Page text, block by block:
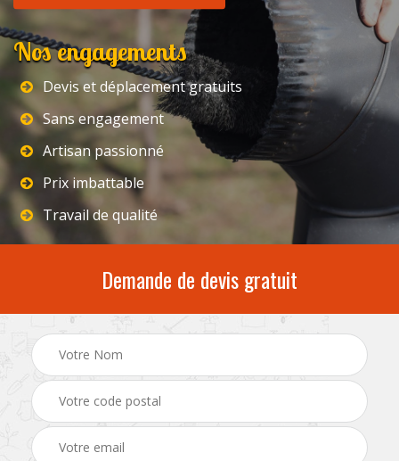
Nos engagements
Devis et déplacement gratuits
Sans engagement
Artisan passionné
Prix imbattable
Travail de qualité
Demande de devis gratuit